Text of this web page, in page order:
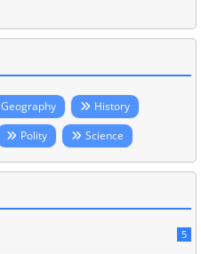
Geography
History
Polity Science
5